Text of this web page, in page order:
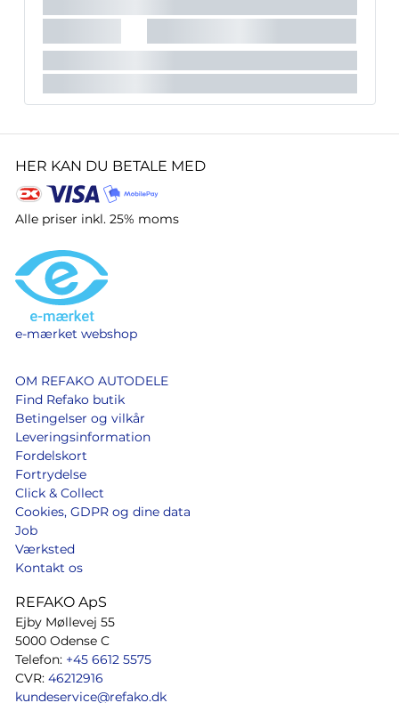
HER KAN DU BETALE MED
Alle priser inkl. 25% moms
e-mærket webshop
OM REFAKO AUTODELE
Find Refako butik
Betingelser og vilkår
Leveringsinformation
Fordelskort
Fortrydelse
Click & Collect
Cookies, GDPR og dine data
Job
Værksted
Kontakt os
REFAKO ApS
Ejby Møllevej 55
5000 Odense C
Telefon: +45 6612 5575
CVR: 46212916
kundeservice@refako.dk